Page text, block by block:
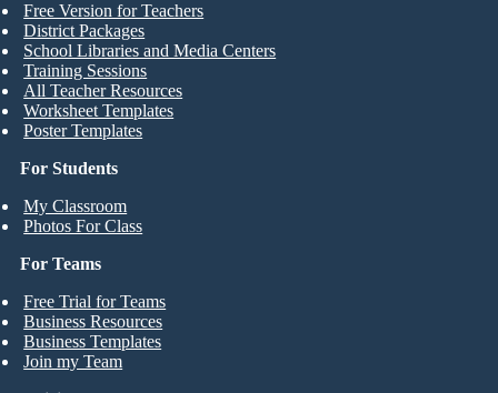
For Students
My Classroom
Photos For Class
Free Version for Teachers
District Packages
School Libraries and Media Centers
Training Sessions
All Teacher Resources
Worksheet Templates
Poster Templates
For Teams
Free Trial for Teams
Business Resources
Business Templates
Join my Team